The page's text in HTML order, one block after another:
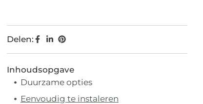
Delen:
Inhoudsopgave
Duurzame opties
Eenvoudig te instaleren